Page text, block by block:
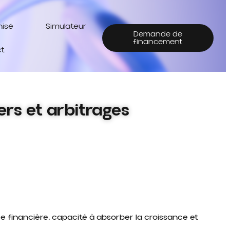
Simulateur
Demande de
financement
et arbitrages
financière, capacité à absorber la croissance et